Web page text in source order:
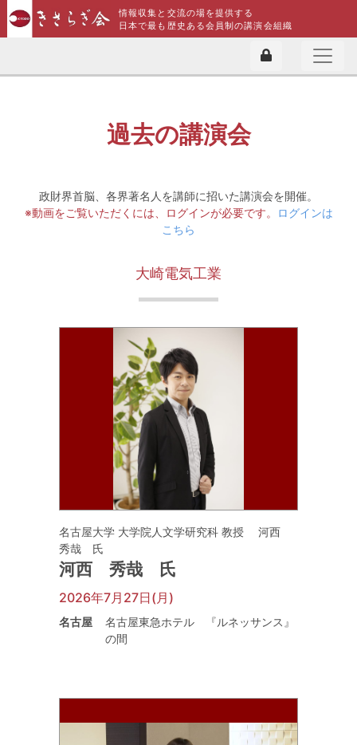
情報収集と交流の場を提供する
日本で最も歴史ある会員制の講演会組織
過去の講演会
政財界首脳、各界著名人を講師に招いた講演会を開催。
※動画をご覧いただくには、ログインが必要です。
ログインは
こちら
大崎電気工業
名古屋大学 大学院人文学研究科 教授 河西
秀哉 氏
河西 秀哉 氏
2026年7月27日(月)
名古屋
名古屋東急ホテル 『ルネッサンス』
の間